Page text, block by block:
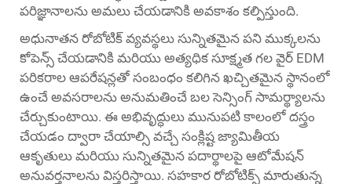
పరిజ్ఞానాలను అమలు చేయడానికి అవకాశం కల్పిస్తుంది.
అధునాతన రోబోటిక్ వ్యవస్థలు సున్నితమైన పని ముక్కలను
కోపెన్స్ చేయడానికి మరియు అత్యధిక సూక్ష్మత గల వైర్ EDM
పరికరాల ఆపరేషన్లతో సంబంధం కలిగిన ఖచ్చితమైన స్థానంలో
ఉంచే అవసరాలను అనుమతించే బల సెన్సింగ్ సామర్థ్యాలను
చేర్చుకుంటాయి. ఈ అభివృద్ధులు మునుపటి కాలంలో దస్త్రం
చేయడం ద్వారా చేయాల్సి వచ్చే సంక్లిష్ట జ్యామితీయ
ఆకృతులు మరియు సున్నితమైన పదార్థాలపై ఆటోమేషన్
అనువర్తనాలను విస్తరిస్తాయి. సహకార రోబోటిక్స్ మారుతున్న